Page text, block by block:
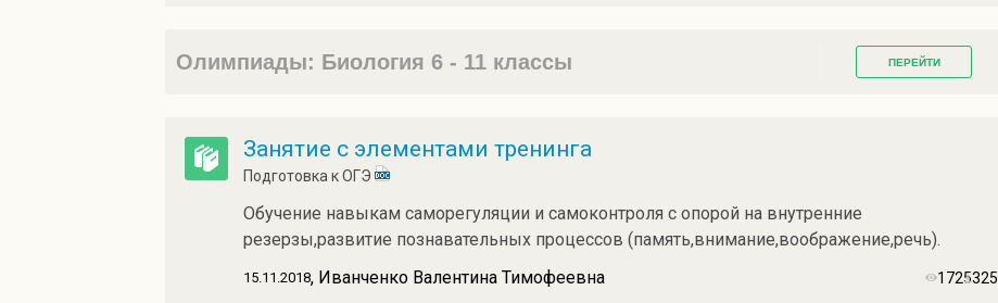
Олимпиады: Биология 6 - 11 классы ПЕРЕЙТИ
Занятие с элементами тренинга
Подготовка к ОГЭ
Обучение навыкам саморегуляции и самоконтроля с опорой на внутренние
резерзы,развитие познавательных процессов (память,внимание,воображение,речь).
15.11.2018, Иванченко Валентина Тимофеевна 1725325